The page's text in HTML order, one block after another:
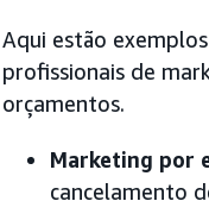
Aqui estão
profissionais de
orçamentos.
Marketing por
cancelamento